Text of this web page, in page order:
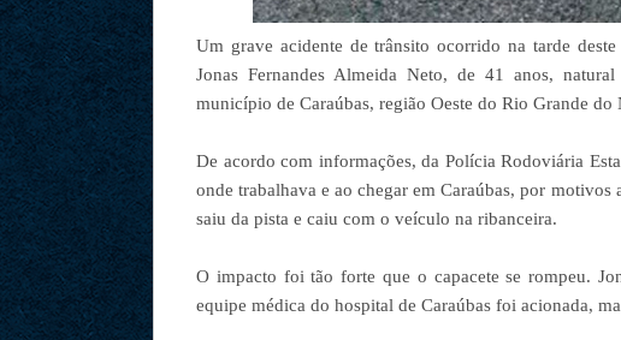
Um grave acidente de trânsito ocorrido na tarde
Jonas Fernandes Almeida Neto, de 41 anos,
município de Caraúbas, região Oeste do Rio Grande do
De acordo com informações, da Polícia Rodoviária
onde trabalhava e ao chegar em Caraúbas, por
saiu da pista e caiu com o veículo na ribanceira.
O impacto foi tão forte que o capacete se rompeu.
equipe médica do hospital de Caraúbas foi acionada,